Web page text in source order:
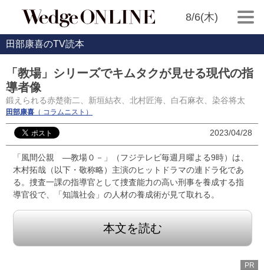
8/6(木)
田部康喜のTV読本
「教場」シリーズでキムタクが見せる現代の指
導者像
鍛えられる赤楚衛二、新垣結衣、北村匠海、白石麻衣、染谷将太
田部康喜 （ コラムニスト）
2023/04/28
「風間公親 ―教場０－」（フジテレビ毎週月曜よる9時）は、
木村拓哉（以下・敬称略）主演のヒットドラマの連ドラ化であ
る。捜査一課の指導官として捜査能力の高い刑事を養成する指
導官役で、「知識社会」の人材の養成術が見て取れる。
本文を読む
PR